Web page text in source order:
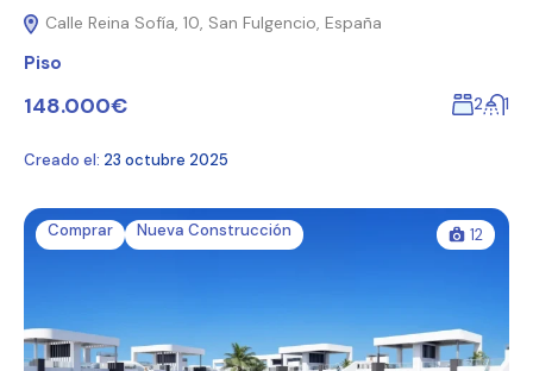
Calle Reina Sofía, 10, San Fulgencio, España
Piso
148.000€ 2 1
Creado el: 23 octubre 2025
Comprar Nueva Construcción 12